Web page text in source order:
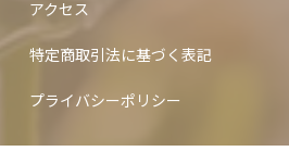
アクセス
特定商取引法に基づく表記
プライバシーポリシー